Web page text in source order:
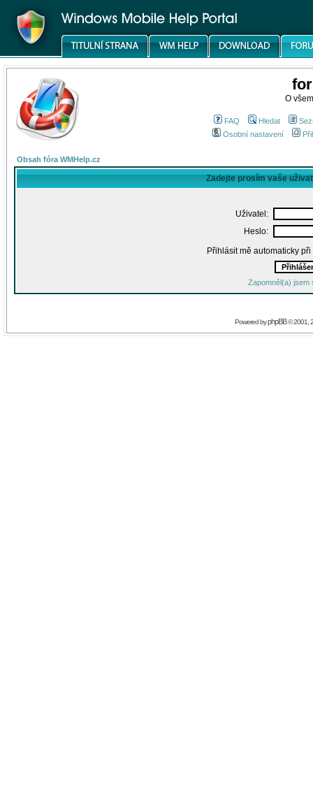
O
FAQ Hledat
Osobní nastavení
Obsah fóra WMHelp.cz
Zadejte prosím vaše
Uživatel:
Heslo:
Přihlásit mě automaticky
Zapomněl(a) jsem
Powered byphpBB© 2001,